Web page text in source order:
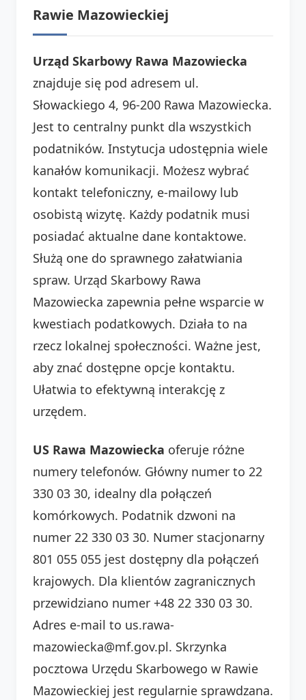
Rawie Mazowieckiej
Urząd Skarbowy Rawa Mazowiecka
znajduje się pod adresem ul.
Słowackiego 4, 96-200 Rawa Mazowiecka.
Jest to centralny punkt dla wszystkich
podatników. Instytucja udostępnia wiele
kanałów komunikacji. Możesz wybrać
kontakt telefoniczny, e-mailowy lub
osobistą wizytę. Każdy podatnik musi
posiadać aktualne dane kontaktowe.
Służą one do sprawnego załatwiania
spraw. Urząd Skarbowy Rawa
Mazowiecka zapewnia pełne wsparcie w
kwestiach podatkowych. Działa to na
rzecz lokalnej społeczności. Ważne jest,
aby znać dostępne opcje kontaktu.
Ułatwia to efektywną interakcję z
urzędem.
US Rawa Mazowiecka oferuje różne
numery telefonów. Główny numer to 22
330 03 30, idealny dla połączeń
komórkowych. Podatnik dzwoni na
numer 22 330 03 30. Numer stacjonarny
801 055 055 jest dostępny dla połączeń
krajowych. Dla klientów zagranicznych
przewidziano numer +48 22 330 03 30.
Adres e-mail to us.rawa-
mazowiecka@mf.gov.pl. Skrzynka
pocztowa Urzędu Skarbowego w Rawie
Mazowieckiej jest regularnie sprawdzana.